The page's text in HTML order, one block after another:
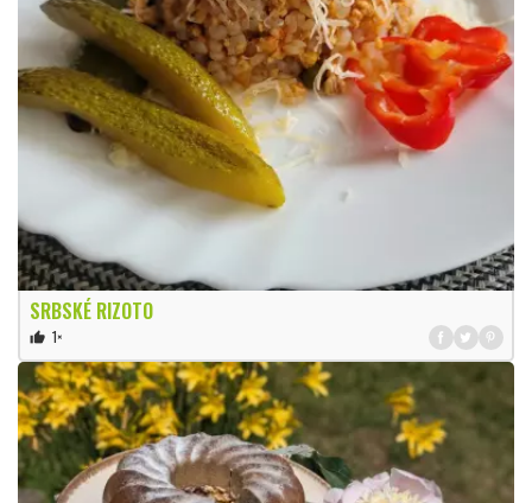
SRBSKÉ RIZOTO
thumb_up 1×